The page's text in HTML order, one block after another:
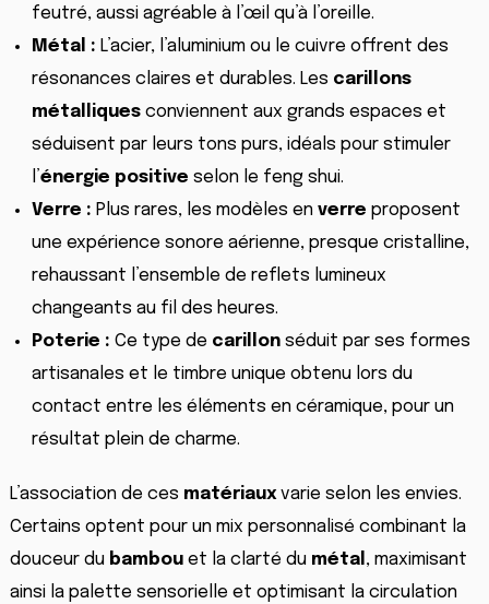
feutré, aussi agréable à l’œil qu’à l’oreille.
Métal : L’acier, l’aluminium ou le cuivre offrent des
résonances claires et durables. Les carillons
métalliquesconviennent aux grands espaces et
séduisent par leurs tons purs, idéals pour stimuler
l’énergie positive selon le feng shui.
Verre : Plus rares, les modèles en verre proposent
une expérience sonore aérienne, presque cristalline,
rehaussant l’ensemble de reflets lumineux
changeants au fil des heures.
Poterie : Ce type de carillonséduit par ses formes
artisanales et le timbre unique obtenu lors du
contact entre les éléments en céramique, pour un
résultat plein de charme.
L’association de ces matériauxvarie selon les envies.
Certains optent pour un mix personnalisé combinant la
douceur du bambouet la clarté du métal, maximisant
ainsi la palette sensorielle et optimisant la circulation